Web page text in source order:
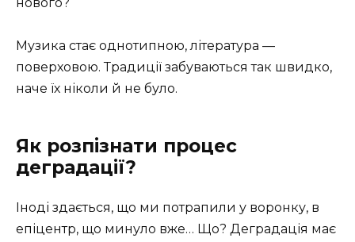
Музика стає однотипною, література —
поверховою. Традиції забуваються так швидко,
наче їх ніколи й не було.
Як розпізнати процес
деградації?
Іноді здається, що ми потрапили у воронку, в
епіцентр, що минуло вже… Що? Деградація має